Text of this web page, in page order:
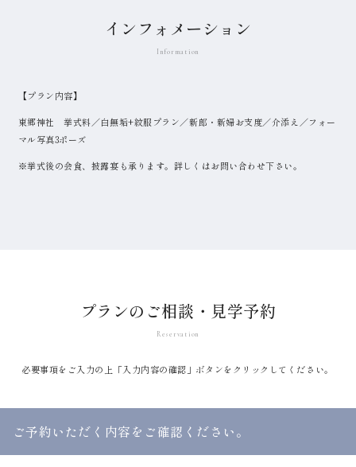
インフォメーション
【プラン内容】
東郷神社 挙式料／白無垢+紋服プラン／新郎・新婦お支度／介添え／フォー
マル写真3ポーズ
※挙式後の会食、披露宴も承ります。詳しくはお問い合わせ下さい。
プランのご相談・見学予約
必要事項をご入力の上「入力内容の確認」ボタンをクリックしてください。
ご予約いただく内容をご確認ください。